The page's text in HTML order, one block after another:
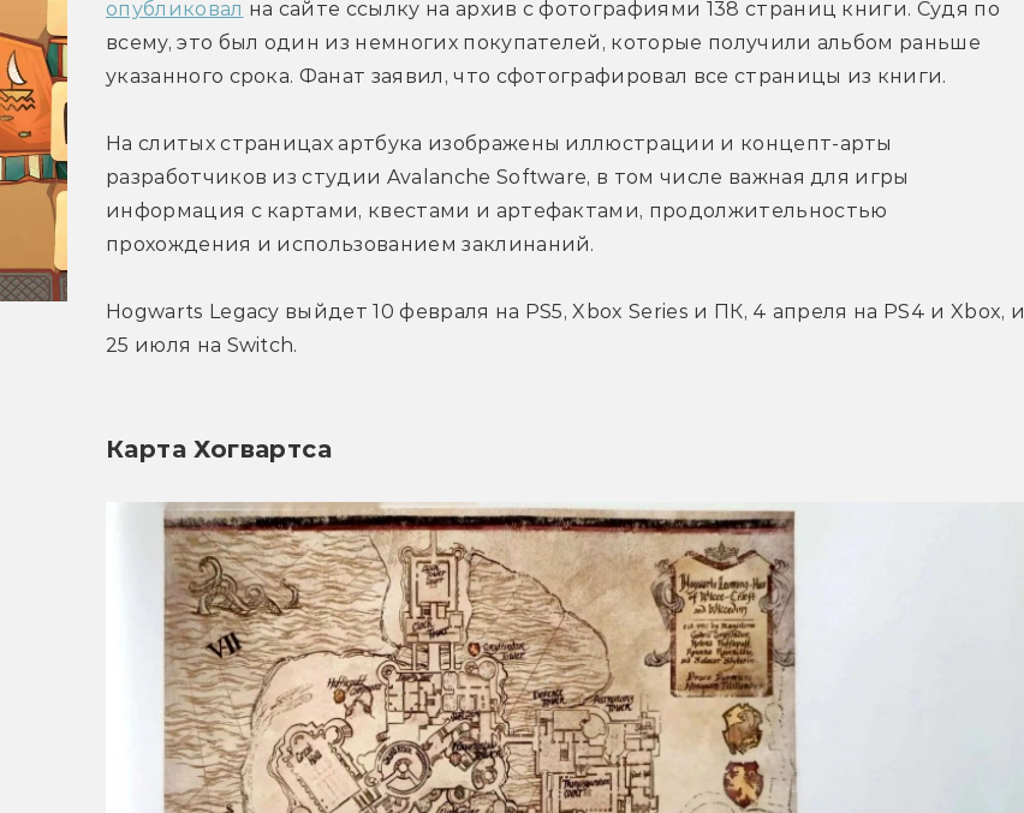
опубликовал на сайте ссылку на архив с фотографиями 138 страниц книги. Судя по
всему, это был один из немногих покупателей, которые получили альбом раньше
указанного срока. Фанат заявил, что сфотографировал все страницы из книги.
На слитых страницах артбука изображены иллюстрации и концепт-арты
разработчиков из студии Avalanche Software, в том числе важная для игры
информация с картами, квестами и артефактами, продолжительностью
прохождения и использованием заклинаний.
Hogwarts Legacy выйдет 10 февраля на PS5, Xbox Series и ПК, 4 апреля на PS4 и Xbox, и
25 июля на Switch.
Карта Хогвартса